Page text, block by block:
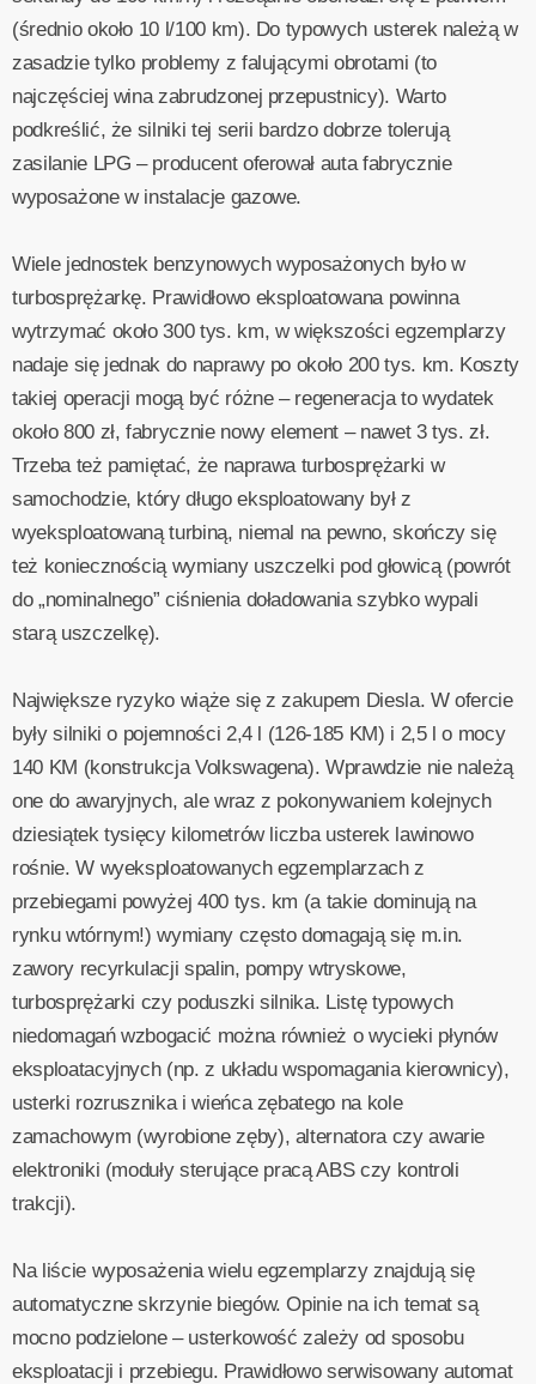
(średnio około 10 l/100 km). Do typowych usterek należą w
zasadzie tylko problemy z falującymi obrotami (to
najczęściej wina zabrudzonej przepustnicy). Warto
podkreślić, że silniki tej serii bardzo dobrze tolerują
zasilanie LPG – producent oferował auta fabrycznie
wyposażone w instalacje gazowe.
Wiele jednostek benzynowych wyposażonych było w
turbosprężarkę. Prawidłowo eksploatowana powinna
wytrzymać około 300 tys. km, w większości egzemplarzy
nadaje się jednak do naprawy po około 200 tys. km. Koszty
takiej operacji mogą być różne – regeneracja to wydatek
około 800 zł, fabrycznie nowy element – nawet 3 tys. zł.
Trzeba też pamiętać, że naprawa turbosprężarki w
samochodzie, który długo eksploatowany był z
wyeksploatowaną turbiną, niemal na pewno, skończy się
też koniecznością wymiany uszczelki pod głowicą (powrót
do „nominalnego” ciśnienia doładowania szybko wypali
starą uszczelkę).
Największe ryzyko wiąże się z zakupem Diesla. W ofercie
były silniki o pojemności 2,4 l (126-185 KM) i 2,5 l o mocy
140 KM (konstrukcja Volkswagena). Wprawdzie nie należą
one do awaryjnych, ale wraz z pokonywaniem kolejnych
dziesiątek tysięcy kilometrów liczba usterek lawinowo
rośnie. W wyeksploatowanych egzemplarzach z
przebiegami powyżej 400 tys. km (a takie dominują na
rynku wtórnym!) wymiany często domagają się m.in.
zawory recyrkulacji spalin, pompy wtryskowe,
turbosprężarki czy poduszki silnika. Listę typowych
niedomagań wzbogacić można również o wycieki płynów
eksploatacyjnych (np. z układu wspomagania kierownicy),
usterki rozrusznika i wieńca zębatego na kole
zamachowym (wyrobione zęby), alternatora czy awarie
elektroniki (moduły sterujące pracą ABS czy kontroli
trakcji).
Na liście wyposażenia wielu egzemplarzy znajdują się
automatyczne skrzynie biegów. Opinie na ich temat są
mocno podzielone – usterkowość zależy od sposobu
eksploatacji i przebiegu. Prawidłowo serwisowany automat